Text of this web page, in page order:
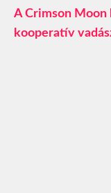
A Crimson
kooperatív